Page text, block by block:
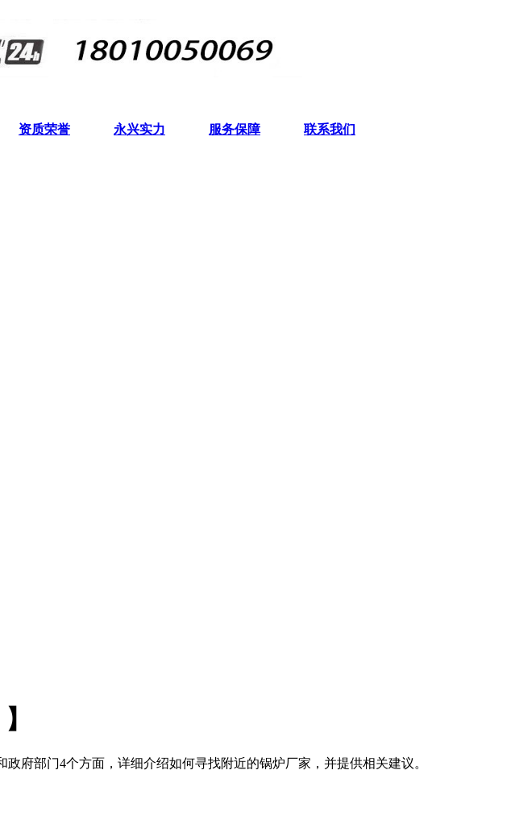
资质荣誉 永兴实力 服务保障 联系我们
府部门4个方面，详细介绍如何寻找附近的锅炉厂家，并提供相关建议。